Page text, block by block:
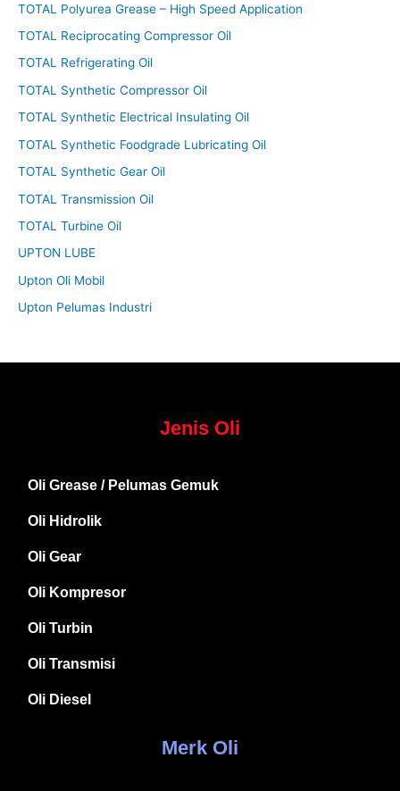
TOTAL Polyurea Grease – High Speed Application
TOTAL Reciprocating Compressor Oil
TOTAL Refrigerating Oil
TOTAL Synthetic Compressor Oil
TOTAL Synthetic Electrical Insulating Oil
TOTAL Synthetic Foodgrade Lubricating Oil
TOTAL Synthetic Gear Oil
TOTAL Transmission Oil
TOTAL Turbine Oil
UPTON LUBE
Upton Oli Mobil
Upton Pelumas Industri
Jenis Oli
Oli Grease / Pelumas Gemuk
Oli Hidrolik
Oli Gear
Oli Kompresor
Oli Turbin
Oli Transmisi
Oli Diesel
Merk Oli